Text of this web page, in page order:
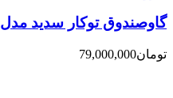
گاوصندوق توکار سدید مدل 550LE
تومان79,000,000